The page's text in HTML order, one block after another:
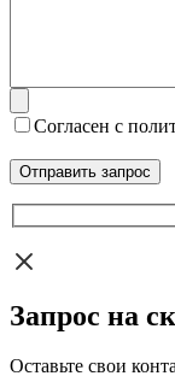
Согласен с
Запрос на
Оставьте свои